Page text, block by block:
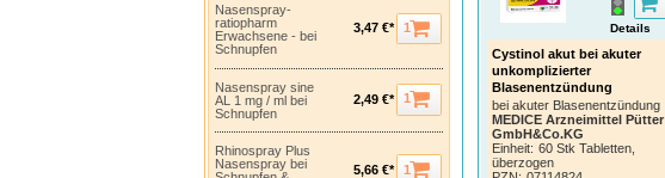
Cystinol akut bei akuter
unkomplizierter
Blasenentzündung
bei akuter Blasenentzündung
MEDICE Arzneimittel Pütter
GmbH&Co.KG
Einheit: 60 Stk Tabletten,
überzogen
Details
Nasenspray-
ratiopharm
Erwachsene - bei
Schnupfen
3,47 €* 1
Nasenspray sine
AL 1 mg / ml bei
Schnupfen
2,49 €* 1
Rhinospray Plus
Nasenspray bei
5,66 €* 1